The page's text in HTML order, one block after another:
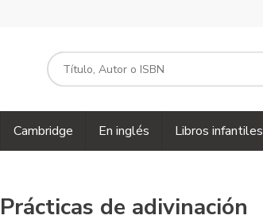
Cambridge En inglés Libros infantiles
Prácticas de adivinación